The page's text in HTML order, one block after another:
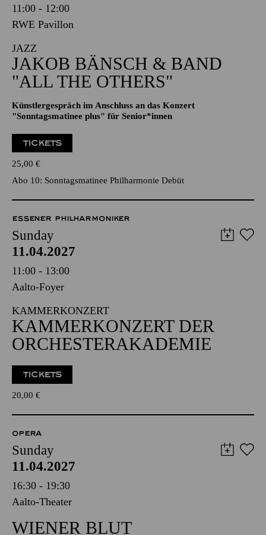
11:00 - 12:00
RWE Pavillon
JAZZ
JAKOB BÄNSCH & BAND
"ALL THE OTHERS"
Künstlergespräch im Anschluss an das Konzert
"Sonntagsmatinee plus" für Senior*innen
TICKETS
25,00 €
Abo 10: Sonntagsmatinee Philharmonie Debüt
ESSENER PHILHARMONIKER
Sunday
11.04.2027
11:00 - 13:00
Aalto-Foyer
KAMMERKONZERT
KAMMERKONZERT DER
ORCHESTERAKADEMIE
TICKETS
20,00 €
OPERA
Sunday
11.04.2027
16:30 - 19:30
Aalto-Theater
WIENER BLUT